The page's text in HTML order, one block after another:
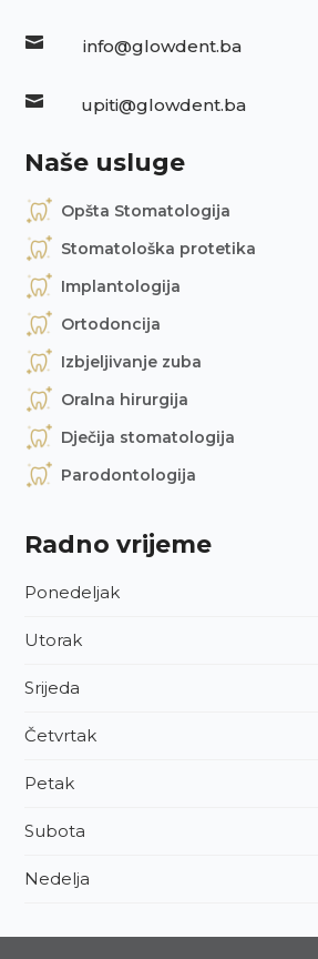
 info@glowdent.ba
 upiti@glowdent.ba
Naše usluge
Opšta Stomatologija
Stomatološka protetika
Implantologija
Ortodoncija
Izbjeljivanje zuba
Oralna hirurgija
Dječija stomatologija
Parodontologija
Radno vrijeme
Ponedeljak
Utorak
Srijeda
Četvrtak
Petak
Subota
Nedelja